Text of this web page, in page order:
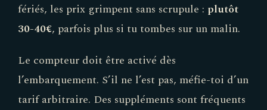
fériés, les prix grimpent sans scrupule : plutôt
30-40€, parfois plus si tu tombes sur un malin.
Le compteur doit être activé dès
l’embarquement. S’il ne l’est pas, méfie-toi d’un
tarif arbitraire. Des suppléments sont fréquents